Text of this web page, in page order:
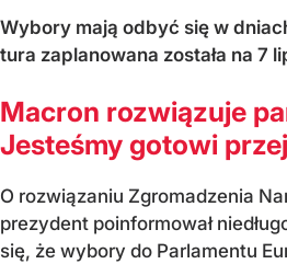
Wybory mają odbyć się w
tura zaplanowana została na 7
Macron rozwiązuje
Jesteśmy gotowi
O rozwiązaniu Zgromadzenia
prezydent poinformował
się, że wybory do Parlamentu